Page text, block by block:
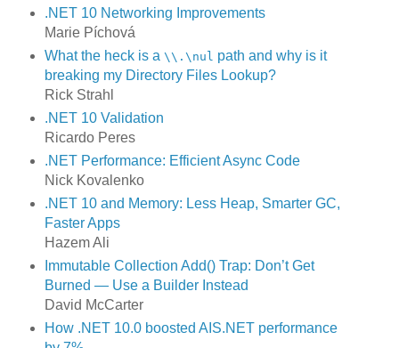
.NET 10 Networking Improvements
Marie Píchová
What the heck is a \\.\nul path and why is it
breaking my Directory Files Lookup?
Rick Strahl
.NET 10 Validation
Ricardo Peres
.NET Performance: Efficient Async Code
Nick Kovalenko
.NET 10 and Memory: Less Heap, Smarter GC,
Faster Apps
Hazem Ali
Immutable Collection Add() Trap: Don’t Get
Burned — Use a Builder Instead
David McCarter
How .NET 10.0 boosted AIS.NET performance